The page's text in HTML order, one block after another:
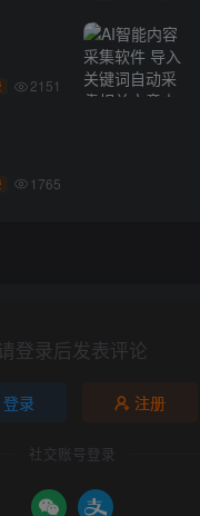
2151
1765
登录后发表评论
登录 注册
社交账号登录